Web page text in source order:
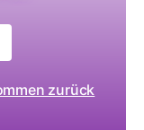
zurück